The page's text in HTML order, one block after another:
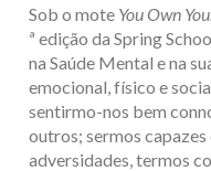
Sob o mote You Own
ª edição da Spring
na Saúde Mental e na
emocional, físico e
sentirmo-nos bem
outros; sermos
adversidades, termos